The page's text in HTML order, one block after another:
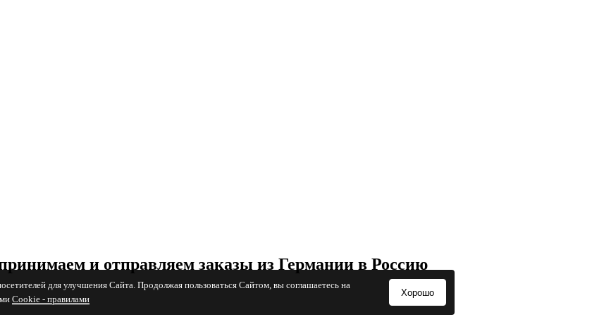
для улучшения Сайта. Продолжая пользоваться Сайтом, вы соглашаетесь на
Cookiе - правилами
Хорошо
и отправляем заказы из Германии в Россию